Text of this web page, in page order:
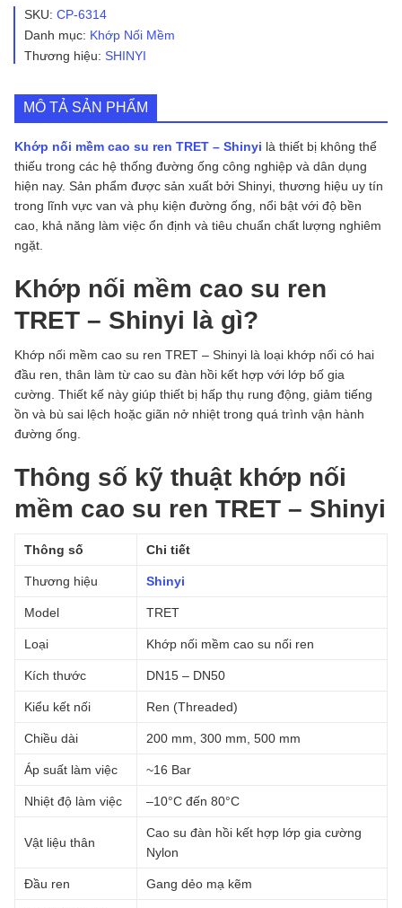
cao
ren
TRET
số
lượng
SKU: CP-6314
Danh mục: Khớp Nối Mềm
Thương hiệu: SHINYI
MÔ TẢ SẢN PHẨM
Khớp nối mềm cao su ren TRET – Shinyi là thiết bị không thể
thiếu trong các hệ thống đường ống công nghiệp và dân dụng
hiện nay. Sản phẩm được sản xuất bởi Shinyi, thương hiệu uy tín
trong lĩnh vực van và phụ kiện đường ống, nổi bật với độ bền
cao, khả năng làm việc ổn định và tiêu chuẩn chất lượng nghiêm
ngặt.
Khớp nối mềm cao su ren
TRET – Shinyi là gì?
Khớp nối mềm cao su ren TRET – Shinyi là loại khớp nối có hai
đầu ren, thân làm từ cao su đàn hồi kết hợp với lớp bố gia
cường. Thiết kế này giúp thiết bị hấp thụ rung động, giảm tiếng
ồn và bù sai lệch hoặc giãn nở nhiệt trong quá trình vận hành
đường ống.
Thông số kỹ thuật khớp nối
mềm cao su ren TRET – Shinyi
Thông số Chi tiết
Thương hiệu Shinyi
Model TRET
Loại Khớp nối mềm cao su nối ren
Kích thước DN15 – DN50
Kiểu kết nối Ren (Threaded)
Chiều dài 200 mm, 300 mm, 500 mm
Áp suất làm việc ~16 Bar
Nhiệt độ làm việc –10°C đến 80°C
Vật liệu thân
Cao su đàn hồi kết hợp lớp gia cường
Nylon
Đầu ren Gang dẻo mạ kẽm